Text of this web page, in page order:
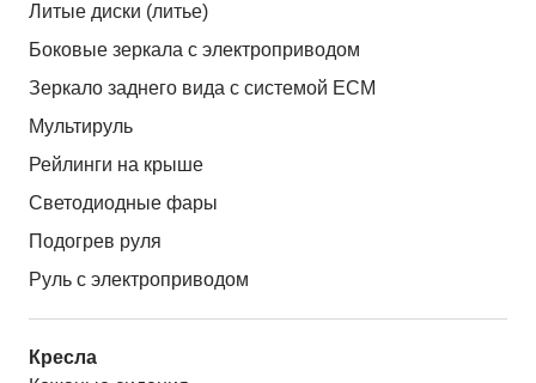
Литые диски (литье)
Боковые зеркала с электроприводом
Зеркало заднего вида с системой ЕСМ
Мультируль
Рейлинги на крыше
Светодиодные фары
Подогрев руля
Руль с электроприводом
Кресла